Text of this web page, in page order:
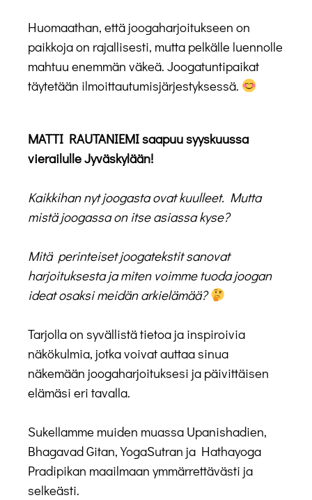
Huomaathan, että joogaharjoitukseen on
paikkoja on rajallisesti, mutta pelkälle luennolle
mahtuu enemmän väkeä. Joogatuntipaikat
täytetään ilmoittautumisjärjestyksessä.
MATTI RAUTANIEMI saapuu syyskuussa
vierailulle Jyväskylään!
Kaikkihan nyt joogasta ovat kuulleet. Mutta
mistä joogassa on itse asiassa kyse?
Mitä perinteiset joogatekstit sanovat
harjoituksesta ja miten voimme tuoda joogan
ideat osaksi meidän arkielämää?
Tarjolla on syvällistä tietoa ja inspiroivia
näkökulmia, jotka voivat auttaa sinua
näkemään joogaharjoituksesi ja päivittäisen
elämäsi eri tavalla.
Sukellamme muiden muassa Upanishadien,
Bhagavad Gitan, YogaSutran ja Hathayoga
Pradipikan maailmaan ymmärrettävästi ja
selkeästi.